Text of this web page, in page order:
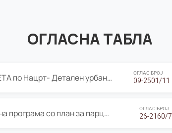
ОГЛАСНА ТАБЛА
ЈАВНА ПРЕЗЕНТАЦИЈА И ЈАВНА АНКЕТА по Нацрт- Детален урбанистички план Градска четврт Ј 05- Барутана, Општина Центар- Скопје, плански период 2025-2030 ОГЛАС БРОЈ
09-2501/11
ОГЛАС за Јавно излагање на Проектна програма со план за парцелација за Урбанистички проект со план за парцелација за спојување на ГП 20.12 и ГП 20.37 од Изменување и дополнување на Детален урбанистички план Буњаковец 2, Општина Центар – Скопје ОГЛАС БРОЈ
26-2160/7